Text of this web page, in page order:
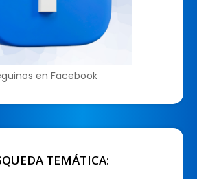
en Facebook
TEMÁTICA: